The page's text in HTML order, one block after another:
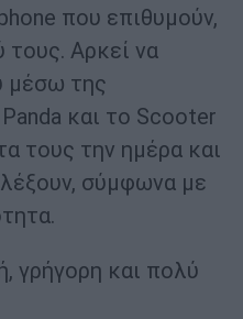
που επιθυμούν,
τους. Αρκεί να
μέσω της
και το Scooter
τους την ημέρα και
σύμφωνα με
γρήγορη και πολύ